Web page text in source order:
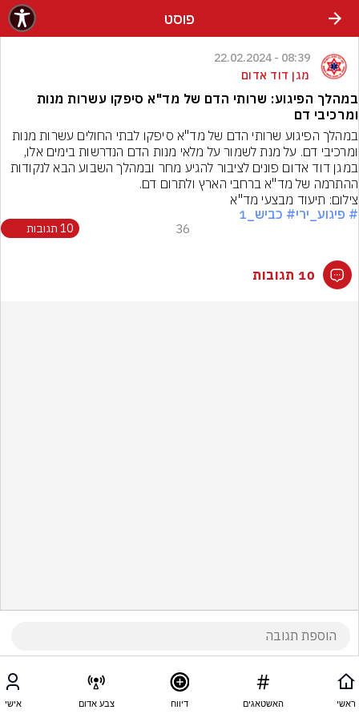
פוסט
08:39 - 22.02.2024
מגן דוד אדום
במהלך הפיגוע: שרותי הדם של מד"א סיפקו עשרות מנות
ומרכיבי דם
במהלך הפיגוע שרותי הדם של מד"א סיפקו לבתי החולים עשרות מנות
ההתרמה של מד"א ברחבי הארץ ולתרום דם.
צילום: תיעוד מבצעי מד"א
# פיגוע_ירי# כביש_1
36 10 תגובות
10 תגובות
ראשי האשטאגים דיווח צבע אדום אישי